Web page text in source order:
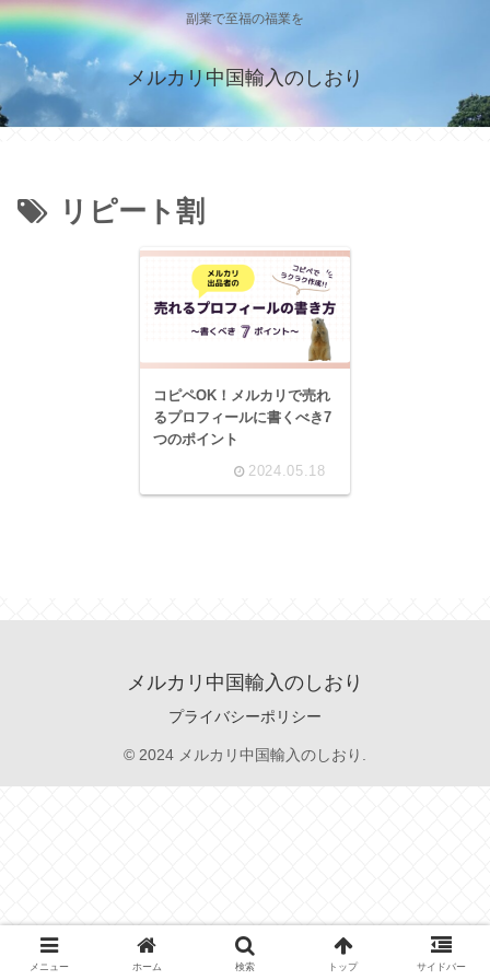
副業で至福の福業を
メルカリ中国輸入のしおり
リピート割
コピペOK！メルカリで売れ
るプロフィールに書くべき7
つのポイント
2024.05.18
メルカリ中国輸入のしおり
プライバシーポリシー
© 2024 メルカリ中国輸入のしおり.
メニュー ホーム 検索 トップ サイドバー